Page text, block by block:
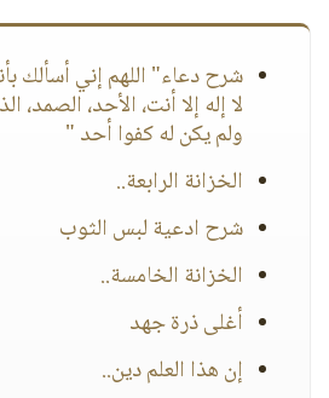
شرح دعاء" اللهم إني أسألك
لا إله إلا أنت، الأحد، الصمد،
ولم يكن له كفوا أحد "
الخزانة الرابعة..
شرح ادعية لبس الثوب
الخزانة الخامسة..
أغلى ذرة جهد
إن هذا العلم دين..